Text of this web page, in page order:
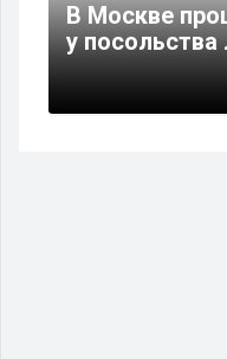
В Москве
у